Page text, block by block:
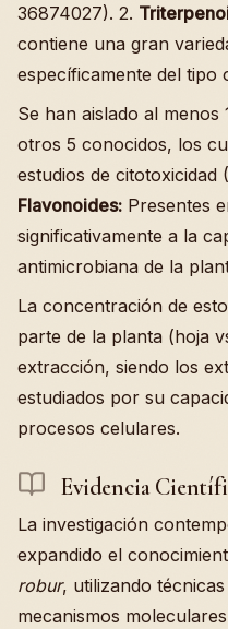
36874027). 2.
contiene una gran
específicamente del tipo
Se han aislado al
otros 5 conocidos, los
estudios de citotoxicidad
Flavonoides: Presentes
significativamente a la
antimicrobiana de la
La concentración de
parte de la planta (hoja
extracción, siendo los
estudiados por su
procesos celulares.
Evidencia
La investigación
expandido el
robur, utilizando
mecanismos